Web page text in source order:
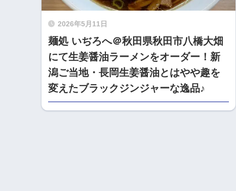
2026年5月11日
麺処 いぢろへ＠秋田県秋田市八橋大畑
にて生姜醤油ラーメンをオーダー！新
潟ご当地・長岡生姜醤油とはやや趣を
変えたブラックジンジャーな逸品♪